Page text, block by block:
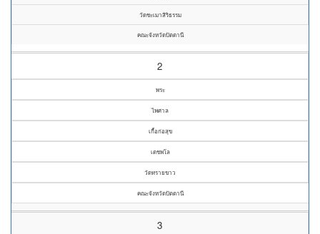
วัดชะเมาสิริธรรม
คณะจังหวัดปัตตานี
2
พระ
ไพศาล
เกื้อก่อสุข
เตชพโล
วัดทรายขาว
คณะจังหวัดปัตตานี
3